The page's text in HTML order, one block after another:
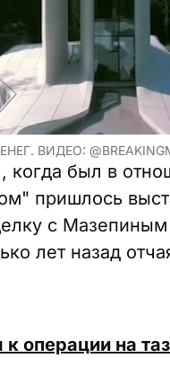
ВИДЕО:
когда был в
пришлось
с
лет назад
операции на